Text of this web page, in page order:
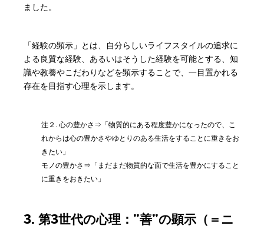
ました。
「経験の顕示」とは、自分らしいライフスタイルの追求に
よる良質な経験、あるいはそうした経験を可能とする、知
識や教養やこだわりなどを顕示することで、一目置かれる
存在を目指す心理を示します。
注２. 心の豊かさ⇒「物質的にある程度豊かになったので、こ
れからは心の豊かさやゆとりのある生活をすることに重きをお
きたい」
モノの豊かさ⇒「まだまだ物質的な面で生活を豊かにすること
に重きをおきたい」
3. 第3世代の心理：”善”の顕示（＝ニ